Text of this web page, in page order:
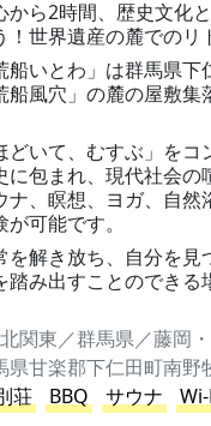
から2時間、歴史文化
！世界遺産の麓でのリ
船いとわ」は群馬県下
船風穴」の麓の屋敷集
どいて、むすぶ」をコ
に包まれ、現代社会の
ナ、瞑想、ヨガ、自然
が可能です。
を解き放ち、自分を見
踏み出すことのできる
関東／群馬県／藤岡
県甘楽郡下仁田町南野
荘
BBQ サウナ